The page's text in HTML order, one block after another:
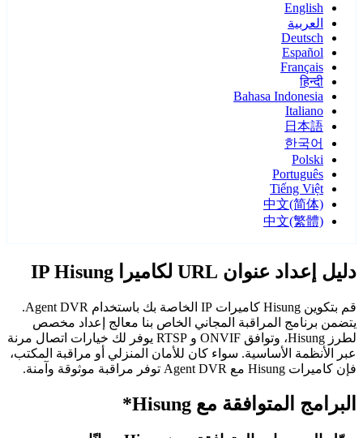
English
العربية
Deutsch
Español
Français
हिन्दी
Bahasa Indonesia
Italiano
日本語
한국어
Polski
Português
Tiếng Việt
中文(简体)
中文(繁體)
دليل إعداد عنوان URL لكاميرا IP Hisung
قم بتكوين Hisung كاميرات IP الخاصة بك باستخدام Agent DVR.
يتضمن برنامج المراقبة المجاني الخاص بنا معالج إعداد مخصص
لطرز Hisung، وتوافق ONVIF و RTSP يوفر لك خيارات اتصال مرنة
عبر الأنظمة الأساسية. سواء كان للأمان المنزلي أو مراقبة المكتب،
فإن كاميرات Hisung مع Agent DVR توفر مراقبة موثوقة وآمنة.
البرامج المتوافقة مع Hisung*